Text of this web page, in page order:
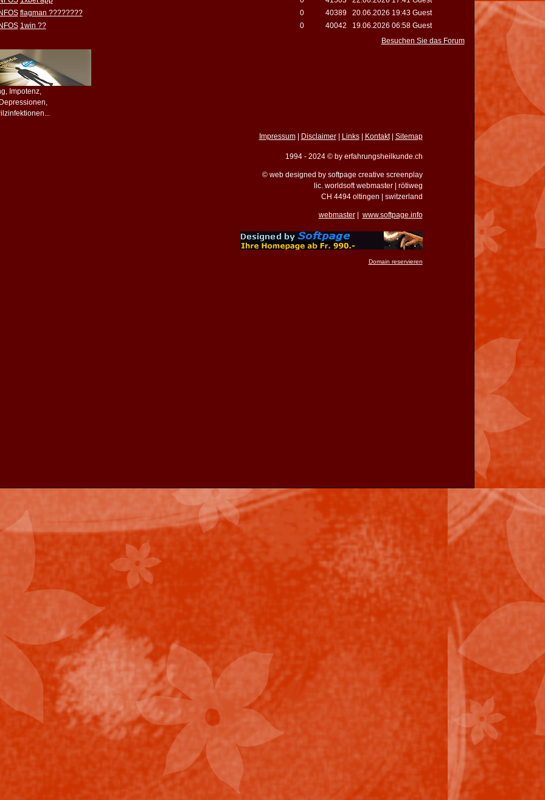
flagman ???????? 0 40389
20.06.2026 19:43 Guest
1win ?? 0 40042
19.06.2026 06:58 Guest
Besuchen Sie das Forum
Impotenz,
Impressum| Disclaimer| Links| Kontakt| Sitemap
1994 - 2024 © by erfahrungsheilkunde.ch
© web designed by softpage creative screenplay
lic. worldsoft webmaster | rötiweg
CH 4494 oltingen | switzerland
webmaster| www.softpage.info
Domain reservieren